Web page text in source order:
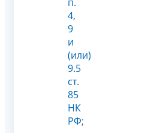
4,
9
и
(или)
9.5
ст.
85
НК
РФ;